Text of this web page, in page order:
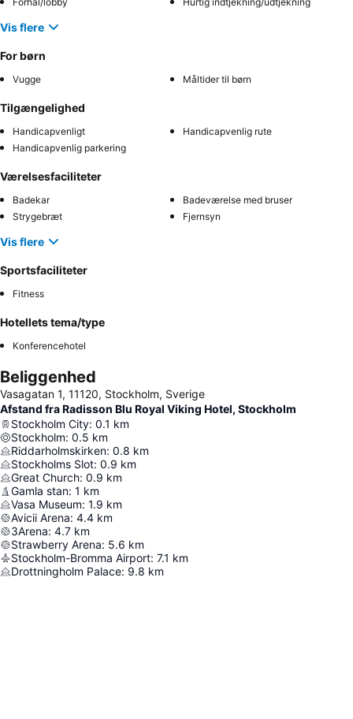
Vis flere
For børn
Vugge Måltider til børn
Tilgængelighed
Handicapvenligt
Handicapvenlig rute
Handicapvenlig parkering
Værelsesfaciliteter
Badekar
Badeværelse med bruser
Strygebræt
Fjernsyn
Vis flere
Sportsfaciliteter
Fitness
Hotellets tema/type
Konferencehotel
Beliggenhed
Vasagatan 1, 11120, Stockholm, Sverige
Afstand fra Radisson Blu Royal Viking Hotel, Stockholm
Stockholm City: 0.1 km
Stockholm: 0.5 km
Riddarholmskirken: 0.8 km
Stockholms Slot: 0.9 km
Great Church: 0.9 km
Gamla stan: 1 km
Vasa Museum: 1.9 km
Avicii Arena: 4.4 km
3Arena: 4.7 km
Strawberry Arena: 5.6 km
Stockholm-Bromma Airport: 7.1 km
Drottningholm Palace: 9.8 km